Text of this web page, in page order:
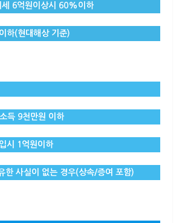
세 6억원이상시 60%이하
하(현대해상 기준)
득 9천만원 이하
시 1억원이하
한 사실이 없는 경우(상속/증여 포함)